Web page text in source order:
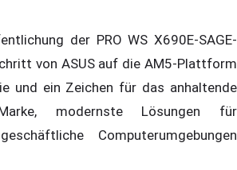
der PRO WS X690E-SAGE-
von ASUS auf die AM5-Plattform
und ein Zeichen für das anhaltende
modernste Lösungen für
Computerumgebungen